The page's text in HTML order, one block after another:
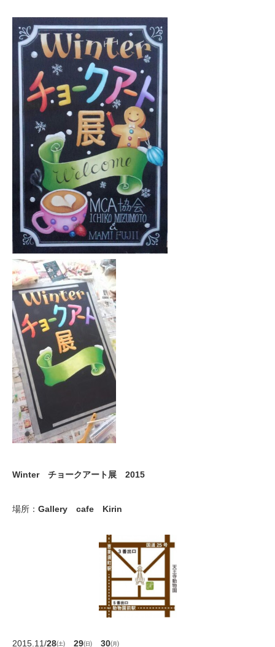
Winter チョークアート展 2015
場所： Gallery cafe Kirin
2015.11/28㈯ 29㈰ 30㈪